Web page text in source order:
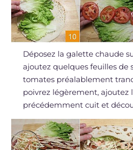
Déposez la galette chaude
ajoutez quelques feuilles de
tomates préalablement
poivrez légèrement, ajoutez
précédemment cuit et